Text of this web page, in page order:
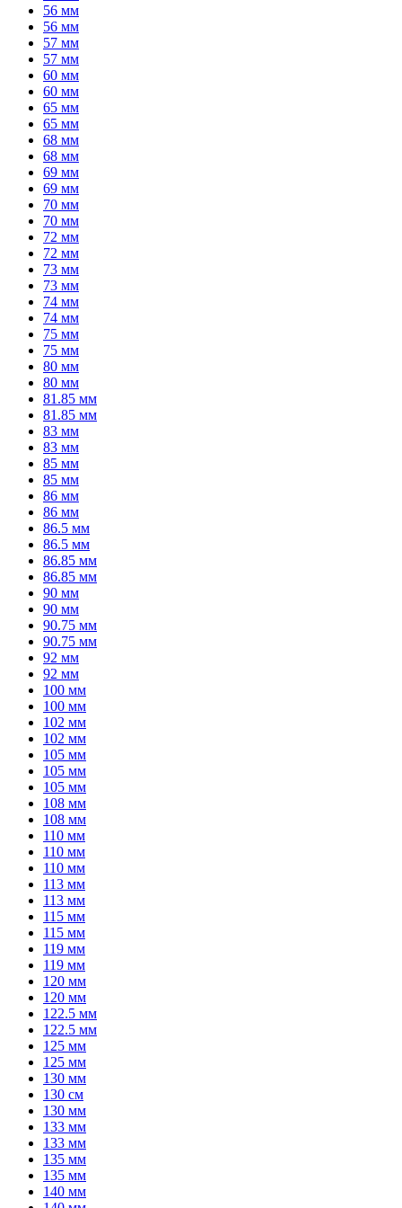
56 мм
56 мм
57 мм
57 мм
60 мм
60 мм
65 мм
65 мм
68 мм
68 мм
69 мм
69 мм
70 мм
70 мм
72 мм
72 мм
73 мм
73 мм
74 мм
74 мм
75 мм
75 мм
80 мм
80 мм
81.85 мм
81.85 мм
83 мм
83 мм
85 мм
85 мм
86 мм
86 мм
86.5 мм
86.5 мм
86.85 мм
86.85 мм
90 мм
90 мм
90.75 мм
90.75 мм
92 мм
92 мм
100 мм
100 мм
102 мм
102 мм
105 мм
105 мм
105 мм
108 мм
108 мм
110 мм
110 мм
110 мм
113 мм
113 мм
115 мм
115 мм
119 мм
119 мм
120 мм
120 мм
122.5 мм
122.5 мм
125 мм
125 мм
130 мм
130 см
130 мм
133 мм
133 мм
135 мм
135 мм
140 мм